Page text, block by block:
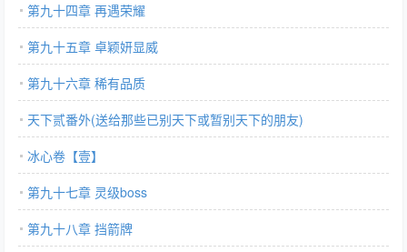
第九十四章 再遇荣耀
第九十五章 卓颖妍显威
第九十六章 稀有品质
天下贰番外(送给那些已别天下或暂别天下的朋友)
冰心卷【壹】
第九十七章 灵级boss
第九十八章 挡箭牌